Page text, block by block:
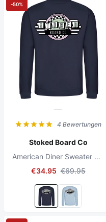
4 Bewertungen
Stoked Board Co
American Diner Sweater Oxford Navy
€34.95 €69.95
-50%